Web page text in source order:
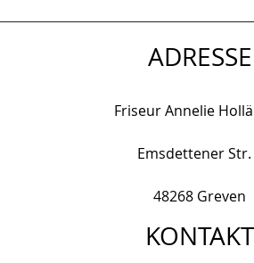
ADRESSE
Friseur Annelie
Emsdettener Str.
48268 Greven
KONTAKT